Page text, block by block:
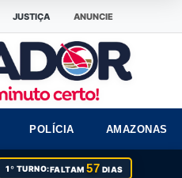
JUSTIÇA ANUNCIE
POLÍCIA AMAZONAS
1º TURNO:FALTAM57 DIAS